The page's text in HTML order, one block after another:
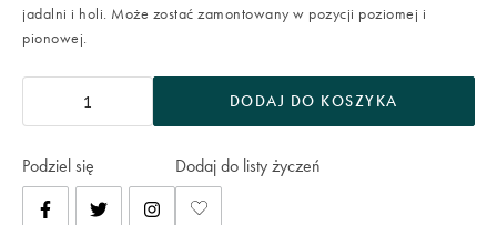
jadalni i holi. Może zostać zamontowany w pozycji poziomej i
pionowej.
DODAJ DO KOSZYKA
Podziel się Dodaj do listy życzeń